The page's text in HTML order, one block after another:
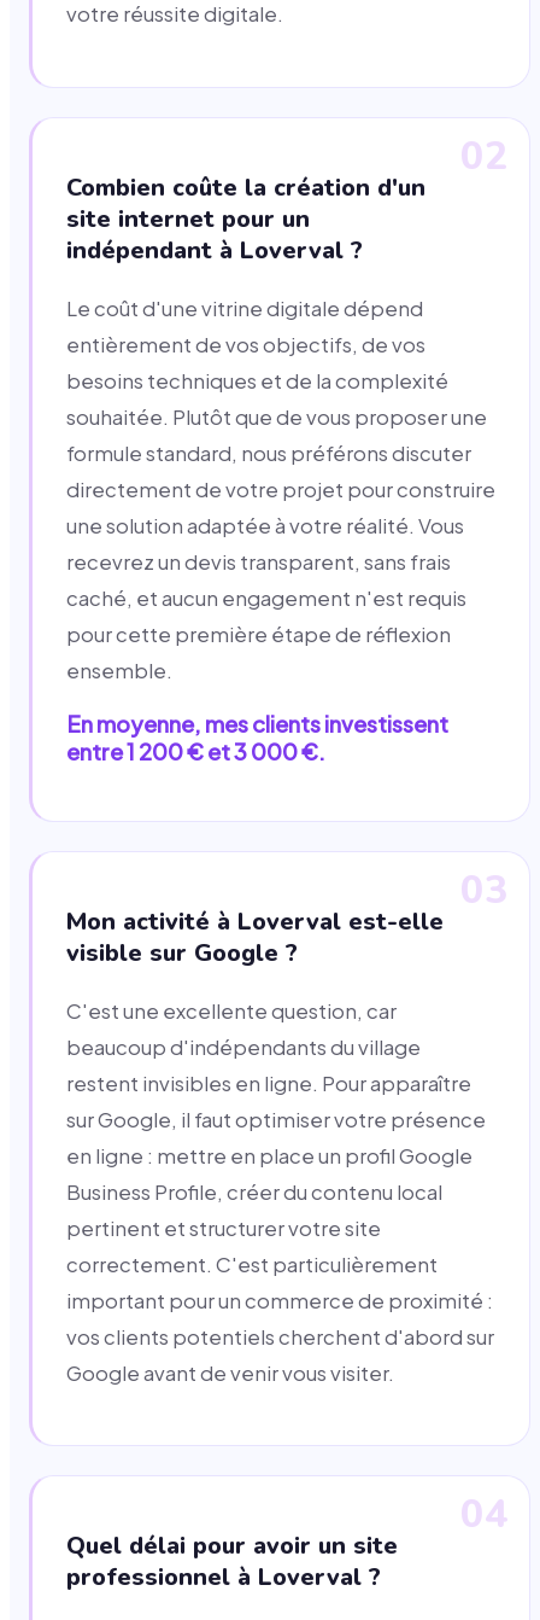
votre réussite digitale.
02
Combien coûte la création d'un
site internet pour un
indépendant à Loverval ?
Le coût d'une vitrine digitale dépend
entièrement de vos objectifs, de vos
besoins techniques et de la complexité
souhaitée. Plutôt que de vous proposer une
formule standard, nous préférons discuter
directement de votre projet pour construire
une solution adaptée à votre réalité. Vous
recevrez un devis transparent, sans frais
caché, et aucun engagement n'est requis
pour cette première étape de réflexion
ensemble.
En moyenne, mes clients investissent
entre 1 200 € et 3 000 €.
03
Mon activité à Loverval est-elle
visible sur Google ?
C'est une excellente question, car
beaucoup d'indépendants du village
restent invisibles en ligne. Pour apparaître
sur Google, il faut optimiser votre présence
en ligne : mettre en place un profil Google
Business Profile, créer du contenu local
pertinent et structurer votre site
correctement. C'est particulièrement
important pour un commerce de proximité :
vos clients potentiels cherchent d'abord sur
Google avant de venir vous visiter.
04
Quel délai pour avoir un site
professionnel à Loverval ?